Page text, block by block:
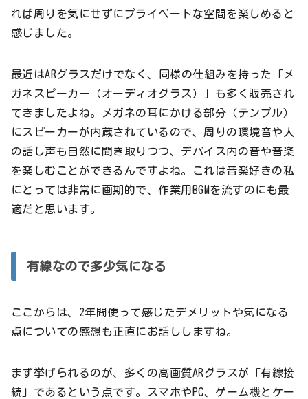
れば周りを気にせずにプライベートな空間を楽しめると
感じました。
最近はARグラスだけでなく、同様の仕組みを持った「メ
ガネスピーカー（オーディオグラス）」も多く販売され
てきましたよね。メガネの耳にかける部分（テンプル）
にスピーカーが内蔵されているので、周りの環境音や人
の話し声も自然に聞き取りつつ、デバイス内の音や音楽
を楽しむことができるんですよね。これは音楽好きの私
にとっては非常に画期的で、作業用BGMを流すのにも最
適だと思います。
有線なので多少気になる
ここからは、2年間使って感じたデメリットや気になる
点についての感想も正直にお話ししますね。
まず挙げられるのが、多くの高画質ARグラスが「有線接
続」であるという点です。スマホやPC、ゲーム機とケー